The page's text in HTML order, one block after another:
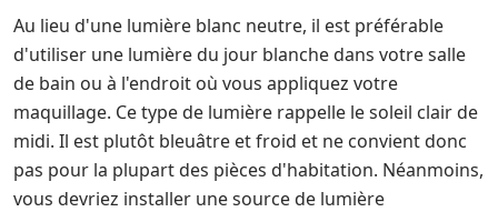
Au lieu d'une lumière blanc neutre, il est préférable
d'utiliser une lumière du jour blanche dans votre salle
de bain ou à l'endroit où vous appliquez votre
maquillage. Ce type de lumière rappelle le soleil clair de
midi. Il est plutôt bleuâtre et froid et ne convient donc
pas pour la plupart des pièces d'habitation. Néanmoins,
vous devriez installer une source de lumière